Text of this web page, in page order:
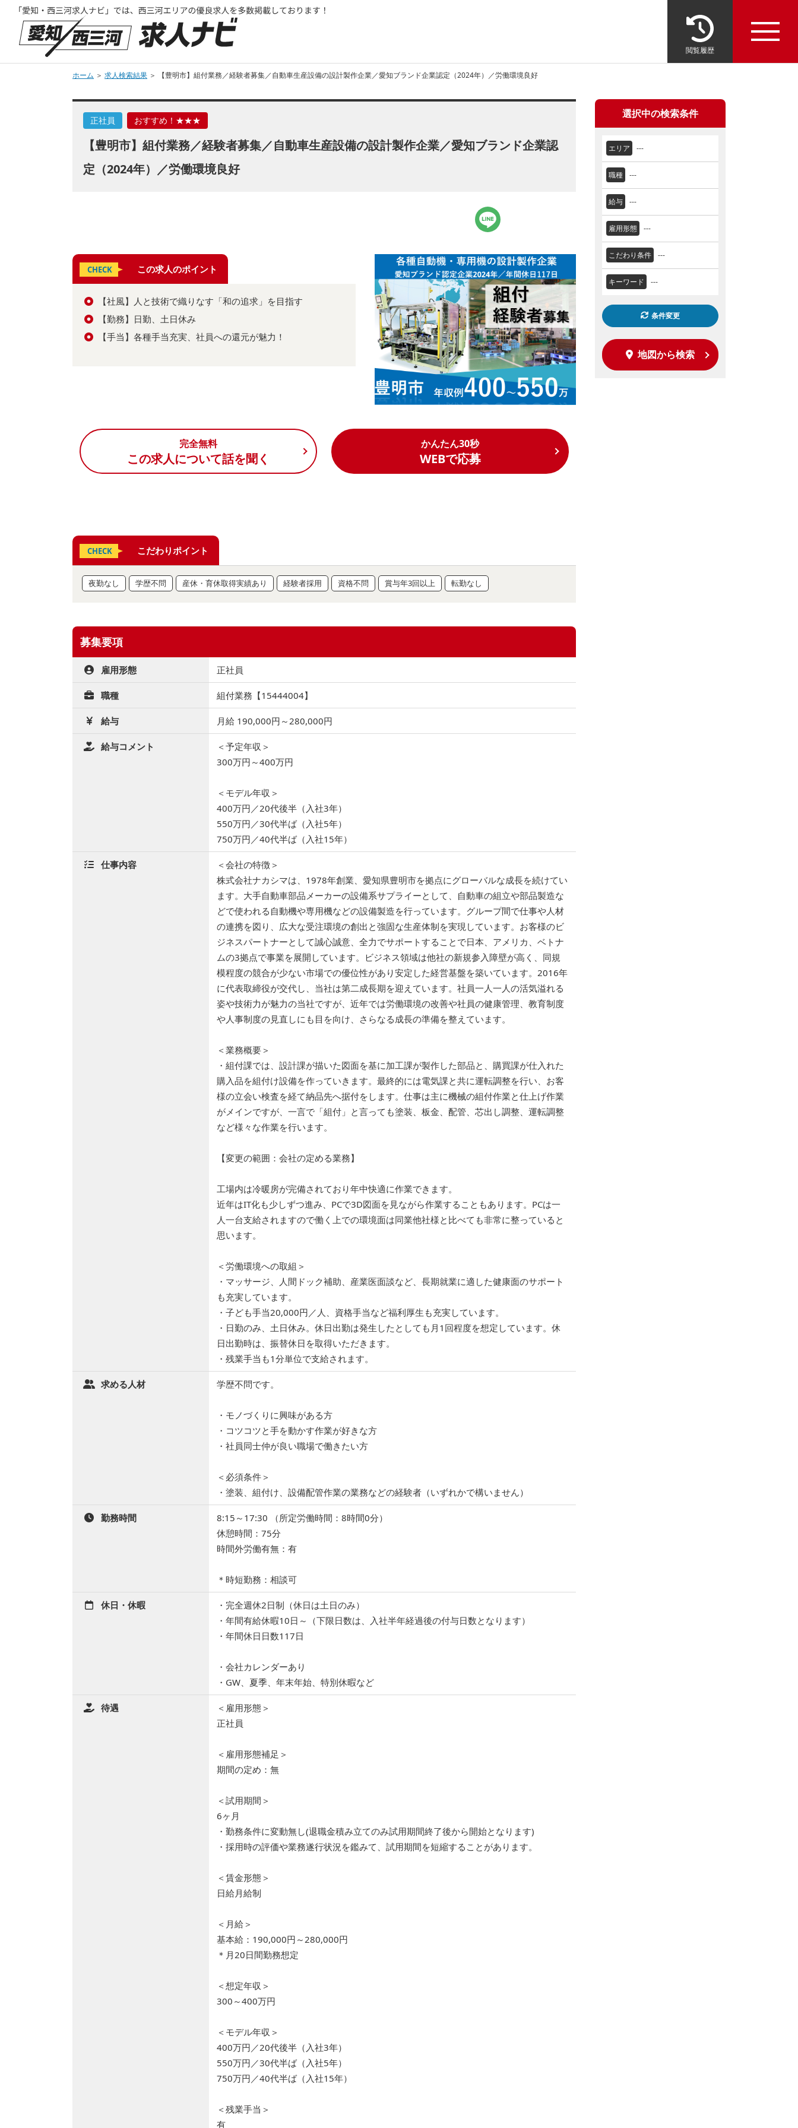
閲覧履歴
ホーム ＞ 求人検索結果 ＞ 【豊明市】組付業務／経験者募集／自動車生産設備の設計製作企業／愛知ブランド企業認定（2024年）／労働環境良好
選択中の検索条件
エリア ---
職種 ---
給与 ---
雇用形態 ---
こだわり条件 ---
キーワード ---
条件変更
地図から検索
正社員 おすすめ！★★★
【豊明市】組付業務／経験者募集／自動車生産設備の設計製作企業／愛知ブランド企業認
定（2024年）／労働環境良好
CHECK この求人のポイント
【社風】人と技術で織りなす「和の追求」を目指す
【勤務】日勤、土日休み
【手当】各種手当充実、社員への還元が魅力！
完全無料
この求人について話を聞く
かんたん30秒
WEBで応募
CHECK こだわりポイント
夜勤なし 学歴不問 産休・育休取得実績あり 経験者採用 資格不問 賞与年3回以上 転勤なし
募集要項
雇用形態 正社員
職種 組付業務【15444004】
給与 月給 190,000円～280,000円
給与コメント
＜予定年収＞
300万円～400万円
＜モデル年収＞
400万円／20代後半（入社3年）
550万円／30代半ば（入社5年）
750万円／40代半ば（入社15年）
仕事内容
＜会社の特徴＞
株式会社ナカシマは、1978年創業、愛知県豊明市を拠点にグローバルな成長を続けてい
ます。大手自動車部品メーカーの設備系サプライーとして、自動車の組立や部品製造な
どで使われる自動機や専用機などの設備製造を行っています。グループ間で仕事や人材
の連携を図り、広大な受注環境の創出と強固な生産体制を実現しています。お客様のビ
ジネスパートナーとして誠心誠意、全力でサポートすることで日本、アメリカ、ベトナ
ムの3拠点で事業を展開しています。ビジネス領域は他社の新規参入障壁が高く、同規
模程度の競合が少ない市場での優位性があり安定した経営基盤を築いています。2016年
に代表取締役が交代し、当社は第二成長期を迎えています。社員一人一人の活気溢れる
姿や技術力が魅力の当社ですが、近年では労働環境の改善や社員の健康管理、教育制度
や人事制度の見直しにも目を向け、さらなる成長の準備を整えています。
＜業務概要＞
・組付課では、設計課が描いた図面を基に加工課が製作した部品と、購買課が仕入れた
購入品を組付け設備を作っていきます。最終的には電気課と共に運転調整を行い、お客
様の立会い検査を経て納品先へ据付をします。仕事は主に機械の組付作業と仕上げ作業
がメインですが、一言で「組付」と言っても塗装、板金、配管、芯出し調整、運転調整
など様々な作業を行います。
【変更の範囲：会社の定める業務】
工場内は冷暖房が完備されており年中快適に作業できます。
近年はIT化も少しずつ進み、PCで3D図面を見ながら作業することもあります。PCは一
人一台支給されますので働く上での環境面は同業他社様と比べても非常に整っていると
思います。
＜労働環境への取組＞
・マッサージ、人間ドック補助、産業医面談など、長期就業に適した健康面のサポート
も充実しています。
・子ども手当20,000円／人、資格手当など福利厚生も充実しています。
・日勤のみ、土日休み。休日出勤は発生したとしても月1回程度を想定しています。休
日出勤時は、振替休日を取得いただきます。
・残業手当も1分単位で支給されます。
求める人材 学歴不問です。
・モノづくりに興味がある方
・コツコツと手を動かす作業が好きな方
・社員同士仲が良い職場で働きたい方
＜必須条件＞
・塗装、組付け、設備配管作業の業務などの経験者（いずれかで構いません）
勤務時間
8:15～17:30 （所定労働時間：8時間0分）
休憩時間：75分
時間外労働有無：有
＊時短勤務：相談可
休日・休暇
・完全週休2日制（休日は土日のみ）
・年間有給休暇10日～（下限日数は、入社半年経過後の付与日数となります）
・年間休日日数117日
・会社カレンダーあり
・GW、夏季、年末年始、特別休暇など
待遇
＜雇用形態＞
正社員
＜雇用形態補足＞
期間の定め：無
＜試用期間＞
6ヶ月
・勤務条件に変動無し(退職金積み立てのみ試用期間終了後から開始となります)
・採用時の評価や業務遂行状況を鑑みて、試用期間を短縮することがあります。
＜賃金形態＞
日給月給制
＜月給＞
基本給：190,000円～280,000円
＊月20日間勤務想定
＜想定年収＞
300～400万円
＜モデル年収＞
400万円／20代後半（入社3年）
550万円／30代半ば（入社5年）
750万円／40代半ば（入社15年）
＜残業手当＞
有